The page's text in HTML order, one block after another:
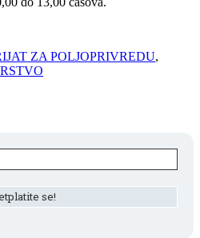
ZA POLJOPRIVREDU,